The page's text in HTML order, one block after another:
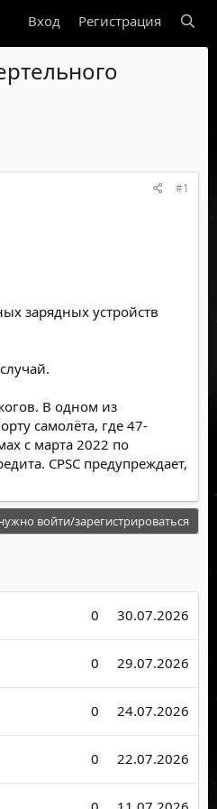
Вход Регистрация
#1
зарядных устройств
В одном из
самолёта, где 47-
с марта 2022 по
CPSC предупреждает,
войти/зарегистрироваться
0 30.07.2026
0 29.07.2026
0 24.07.2026
0 22.07.2026